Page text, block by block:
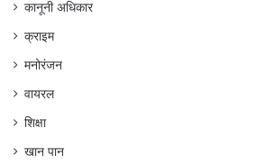
कानूनी अधिकार
क्राइम
मनोरंजन
वायरल
शिक्षा
खान पान